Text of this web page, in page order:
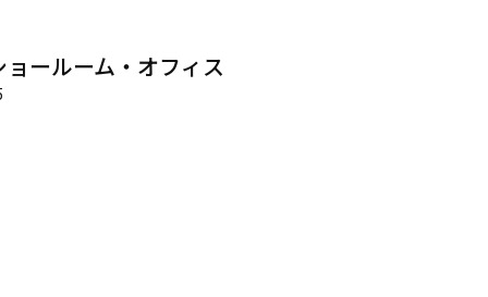
ールーム・オフィス